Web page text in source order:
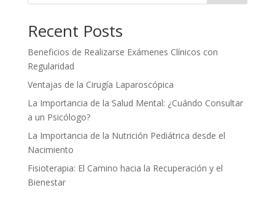
Recent Posts
Beneficios de Realizarse Exámenes Clínicos con
Regularidad
Ventajas de la Cirugía Laparoscópica
La Importancia de la Salud Mental: ¿Cuándo Consultar
a un Psicólogo?
La Importancia de la Nutrición Pediátrica desde el
Nacimiento
Fisioterapia: El Camino hacia la Recuperación y el
Bienestar